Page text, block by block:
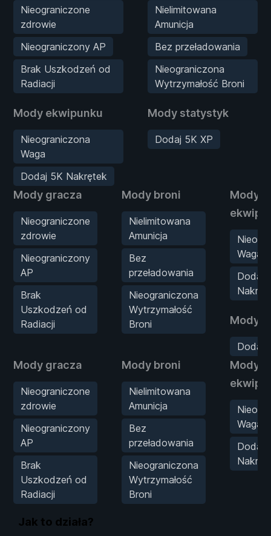
Nieograniczone
zdrowie
Nieograniczony AP
Brak Uszkodzeń od
Radiacji
Mody ekwipunku
Nieograniczona
Waga
Dodaj 5K Nakrętek
Nielimitowana
Amunicja
Bez przeładowania
Nieograniczona
Wytrzymałość Broni
Mody statystyk
Dodaj 5K XP
Mody gracza
Nieograniczone
zdrowie
Nieograniczony
AP
Brak
Uszkodzeń od
Radiacji
Mody broni
Nielimitowana
Amunicja
Bez
przeładowania
Nieograniczona
Wytrzymałość
Broni
Mody
Waga
Dodaj
Mody
Dodaj
Mody gracza
Nieograniczone
zdrowie
Nieograniczony
AP
Brak
Uszkodzeń od
Radiacji
Mody broni
Nielimitowana
Amunicja
Bez
przeładowania
Nieograniczona
Wytrzymałość
Broni
Mody
Waga
Dodaj
Jak to działa?